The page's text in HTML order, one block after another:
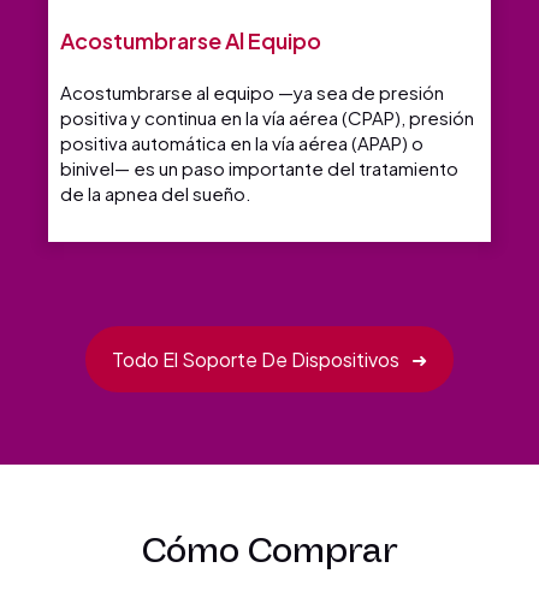
Acostumbrarse Al Equipo
Acostumbrarse al equipo —ya sea de presión
positiva y continua en la vía aérea (CPAP), presión
positiva automática en la vía aérea (APAP) o
binivel— es un paso importante del tratamiento
de la apnea del sueño.
Todo El Soporte De Dispositivos ➜
Cómo Comprar